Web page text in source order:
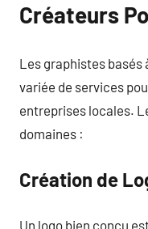
Créateurs
Les graphistes basés
variée de services
entreprises locales.
domaines :
Création de
Un logo bien conçu